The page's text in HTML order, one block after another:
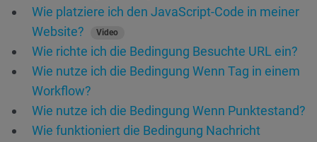
Wie platziere ich den JavaScript-Code in meiner
Website?
Video
Wie richte ich die Bedingung Besuchte URL ein?
Wie nutze ich die Bedingung Wenn Tag in einem
Workflow?
Wie nutze ich die Bedingung Wenn Punktestand?
Wie funktioniert die Bedingung Nachricht